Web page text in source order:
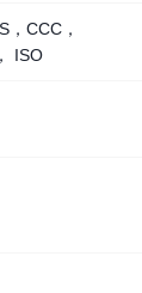
，CCC，
ISO